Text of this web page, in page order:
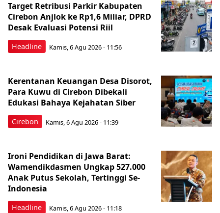
Headline
Target Retribusi Parkir Kabupaten
Cirebon Anjlok ke Rp1,6 Miliar, DPRD
Desak Evaluasi Potensi Riil
Kamis, 6 Agu 2026 - 11:56
Cirebon
Kerentanan Keuangan Desa Disorot,
Para Kuwu di Cirebon Dibekali
Edukasi Bahaya Kejahatan Siber
Kamis, 6 Agu 2026 - 11:39
Headline
Ironi Pendidikan di Jawa Barat:
Wamendikdasmen Ungkap 527.000
Anak Putus Sekolah, Tertinggi Se-
Indonesia
Kamis, 6 Agu 2026 - 11:18